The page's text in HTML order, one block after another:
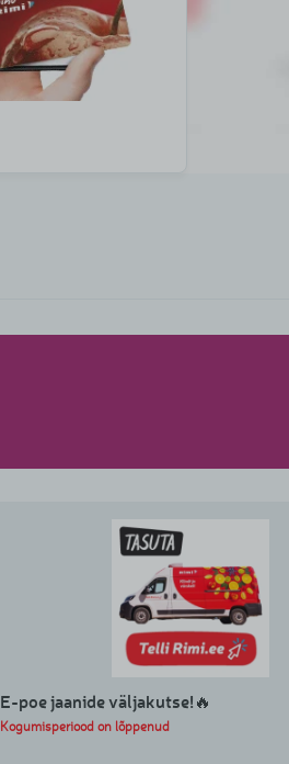
E-poe jaanide väljakutse!🔥
Kogumisperiood on lõppenud